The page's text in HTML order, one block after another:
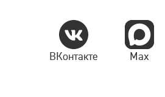
ВКонтакте Max